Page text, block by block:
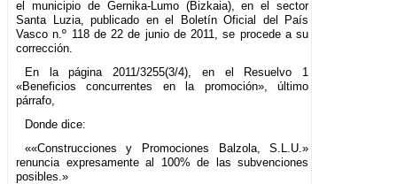
el municipio de Gernika-Lumo (Bizkaia), en el sector
Santa Luzia, publicado en el Boletín Oficial del País
Vasco n.º 118 de 22 de junio de 2011, se procede a su
corrección.
En la página 2011/3255(3/4), en el Resuelvo 1
«Beneficios concurrentes en la promoción», último
párrafo,
Donde dice:
««Construcciones y Promociones Balzola, S.L.U.»
renuncia expresamente al 100% de las subvenciones
posibles.»